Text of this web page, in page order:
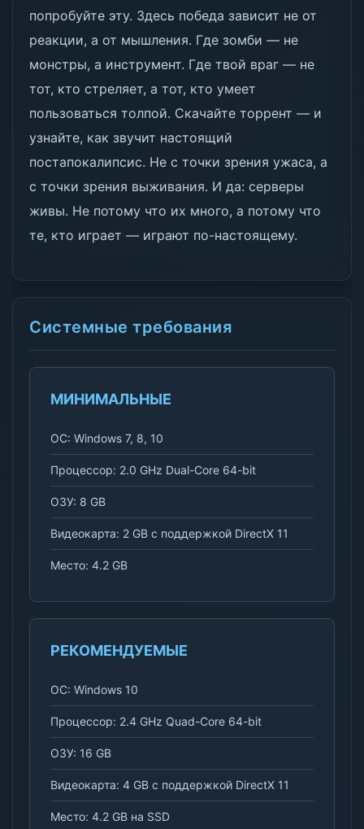
попробуйте эту. Здесь победа зависит не от
реакции, а от мышления. Где зомби — не
монстры, а инструмент. Где твой враг — не
тот, кто стреляет, а тот, кто умеет
пользоваться толпой. Скачайте торрент — и
узнайте, как звучит настоящий
постапокалипсис. Не с точки зрения ужаса, а
с точки зрения выживания. И да: серверы
живы. Не потому что их много, а потому что
те, кто играет — играют по-настоящему.
Системные требования
МИНИМАЛЬНЫЕ
ОС: Windows 7, 8, 10
Процессор: 2.0 GHz Dual-Core 64-bit
ОЗУ: 8 GB
Видеокарта: 2 GB с поддержкой DirectX 11
Место: 4.2 GB
РЕКОМЕНДУЕМЫЕ
ОС: Windows 10
Процессор: 2.4 GHz Quad-Core 64-bit
ОЗУ: 16 GB
Видеокарта: 4 GB с поддержкой DirectX 11
Место: 4.2 GB на SSD